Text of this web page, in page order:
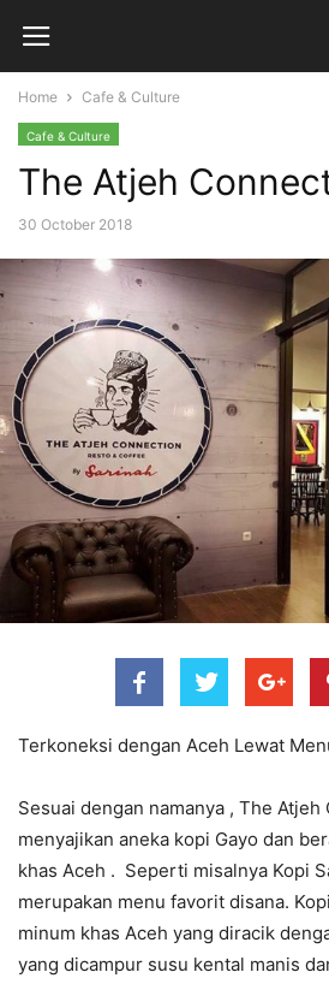
Home Cafe & Culture
Cafe & Culture
The Atjeh
30 October 2018
Terkoneksi dengan Aceh Lewat
Sesuai dengan namanya , The Atjeh
menyajikan aneka kopi Gayo dan
khas Aceh . Seperti misalnya Kopi
merupakan menu favorit disana.
minum khas Aceh yang diracik
yang dicampur susu kental manis